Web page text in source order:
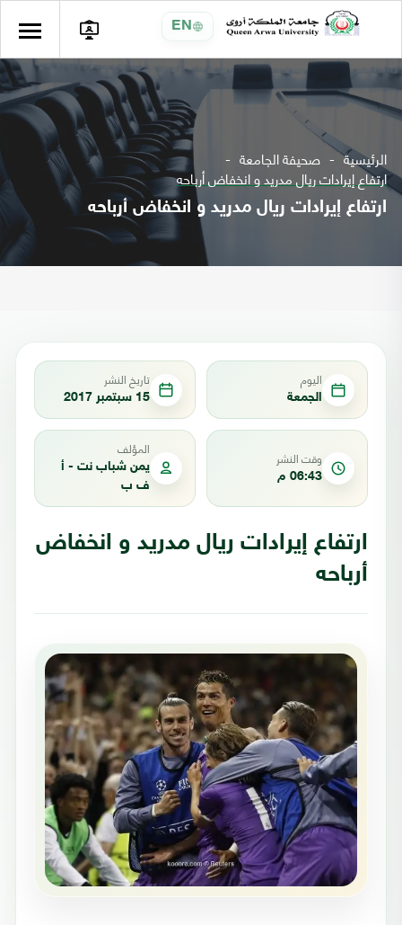
EN
الرئيسية صحيفة الجامعة
ارتفاع إيرادات ريال مدريد و انخفاض أرباحه
ارتفاع إيرادات ريال مدريد و انخفاض أرباحه
اليوم
الجمعة
تاريخ النشر
15 سبتمبر 2017
وقت النشر
06:43 م
المؤلف
يمن شباب نت - أ
ف ب
ارتفاع إيرادات ريال مدريد و انخفاض
أرباحه